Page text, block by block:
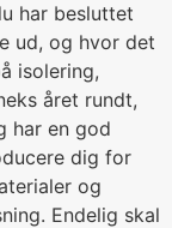
har besluttet
ud, og hvor det
isolering,
året rundt,
har en god
dig for
og
Endelig skal